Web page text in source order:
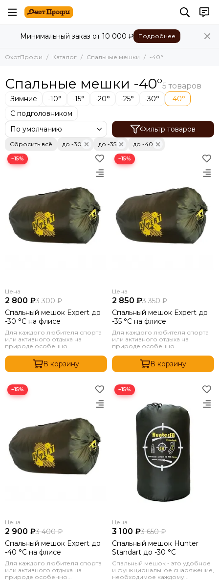
Минимальный заказ от 10 000 ₽ Подробнее
ОхотПрофи Каталог Спальные мешки -40°
Спальные мешки -40°
Зимние -10° -15° -20° -25° -30°
-40°
С подголовником
Фильтр товаров
Сбросить всё до -30 до -35 до -40
−15%
Цена
2 800 ₽3 300 ₽
Спальный мешок Expert до
-30 °C на флисе
Для каждого любителя спорта
или активного отдыха на
природе особенно...
В корзину
−15%
Цена
2 850 ₽3 350 ₽
Спальный мешок Expert до
-35 °C на флисе
Для каждого любителя спорта
или активного отдыха на
природе особенно...
В корзину
−15%
Цена
2 900 ₽3 400 ₽
Спальный мешок Expert до
-40 °C на флисе
Для каждого любителя спорта
или активного отдыха на
природе особенно...
−15%
Цена
3 100 ₽3 650 ₽
Спальный мешок Hunter
Standart до -30 °C
Спальный мешок - это удобное
и функциональное снаряжение,
необходимое каждому...